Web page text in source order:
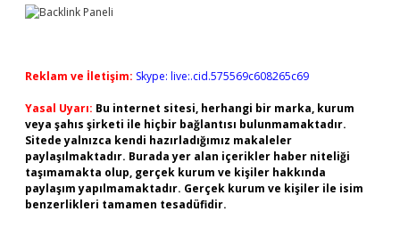
Reklam ve İletişim: Skype: live:.cid.575569c608265c69
Yasal Uyarı: Bu internet sitesi, herhangi bir marka, kurum
veya şahıs şirketi ile hiçbir bağlantısı bulunmamaktadır.
Sitede yalnızca kendi hazırladığımız makaleler
paylaşılmaktadır. Burada yer alan içerikler haber niteliği
taşımamakta olup, gerçek kurum ve kişiler hakkında
paylaşım yapılmamaktadır. Gerçek kurum ve kişiler ile isim
benzerlikleri tamamen tesadüfidir.